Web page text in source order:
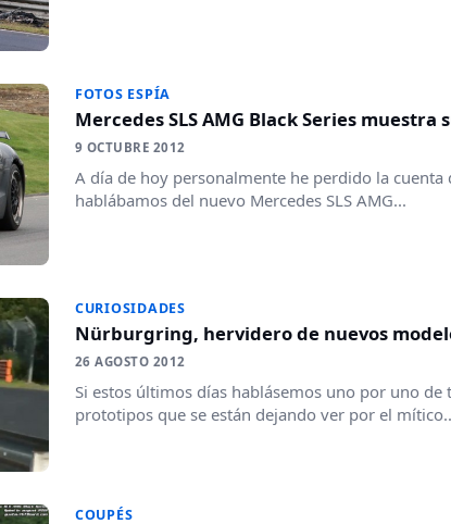
FOTOS ESPÍA
Mercedes SLS AMG Black Series muestra
9 OCTUBRE 2012
A día de hoy personalmente he perdido la
hablábamos del nuevo Mercedes SLS AMG...
CURIOSIDADES
Nürburgring, hervidero de nuevos
26 AGOSTO 2012
Si estos últimos días hablásemos uno por uno
prototipos que se están dejando ver por el
COUPÉS